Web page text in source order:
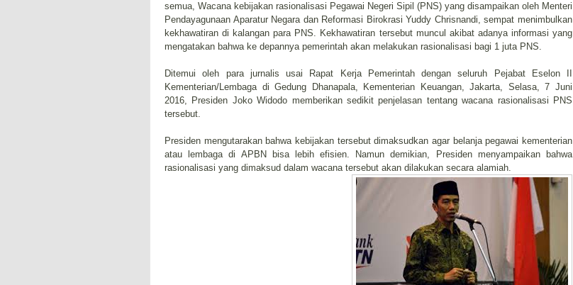
semua, Wacana kebijakan rasionalisasi Pegawai Negeri Sipil (PNS) yang disampaikan oleh Menteri
Pendayagunaan Aparatur Negara dan Reformasi Birokrasi Yuddy Chrisnandi, sempat menimbulkan
kekhawatiran di kalangan para PNS. Kekhawatiran tersebut muncul akibat adanya informasi yang
mengatakan bahwa ke depannya pemerintah akan melakukan rasionalisasi bagi 1 juta PNS.
Ditemui oleh para jurnalis usai Rapat Kerja Pemerintah dengan seluruh Pejabat Eselon II
Kementerian/Lembaga di Gedung Dhanapala, Kementerian Keuangan, Jakarta, Selasa, 7 Juni
2016, Presiden Joko Widodo memberikan sedikit penjelasan tentang wacana rasionalisasi PNS
tersebut.
Presiden mengutarakan bahwa kebijakan tersebut dimaksudkan agar belanja pegawai kementerian
atau lembaga di APBN bisa lebih efisien. Namun demikian, Presiden menyampaikan bahwa
rasionalisasi yang dimaksud dalam wacana tersebut akan dilakukan secara alamiah.